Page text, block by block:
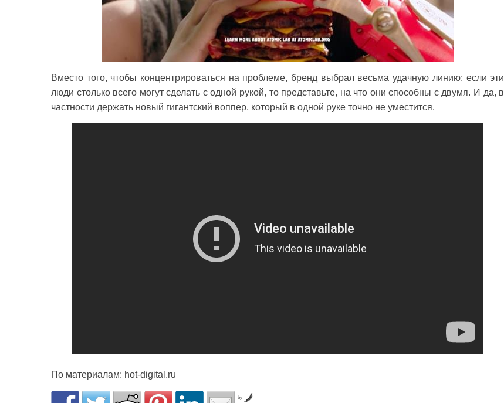
Вместо того, чтобы концентрироваться на проблеме, бренд выбрал весьма удачную линию: если эти
люди столько всего могут сделать с одной рукой, то представьте, на что они способны с двумя. И да, в
частности держать новый гигантский воппер, который в одной руке точно не уместится.
По материалам: hot-digital.ru
by